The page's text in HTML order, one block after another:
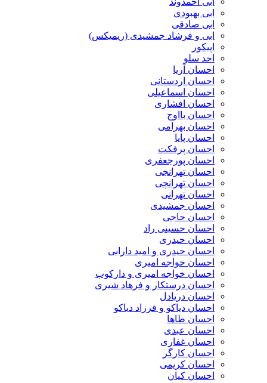
ابی بهبودی
ابی صادقی
ابی و فرشاد جمشیدی (ریمیکس)
اپیکور
احد سلو
احسان آریا
احسان اردستانی
احسان اسماعیلی
احسان افشاری
احسان بااوج
احسان بهرامی
احسان پایا
احسان پرفکت
احسان پورجعفری
احسان تهرانجی
احسان تهرانچی
احسان تهرانی
احسان جمشیدی
احسان حاجی
احسان حسینی راد
احسان حیدری
احسان حیدری و امید دارابی
احسان خواجه امیری
احسان خواجه امیری و دارکوب
احسان درستكار و فرهاد شيرى
احسان دریادل
احسان دیاکو و فرزاد دیاکو
احسان طاها
احسان عبدی
احسان غفاری
احسان کارگر
احسان کریمی
احسان کیان